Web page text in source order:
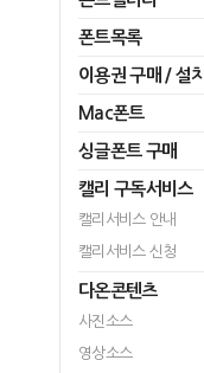
폰트목록
이용권 구매 / 설치
Mac폰트
싱글폰트 구매
캘리 구독서비스
캘리서비스 안내
캘리서비스 신청
다온콘텐츠
사진소스
영상소스